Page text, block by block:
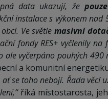
data ukazují, že
instalace s výkonem nad
Ve světlemasivní
fondy RES+ vyčlenily
vyčerpáno pouhých
a komunitní
se toho nebojí. Řada věcí
říká místostarosta,